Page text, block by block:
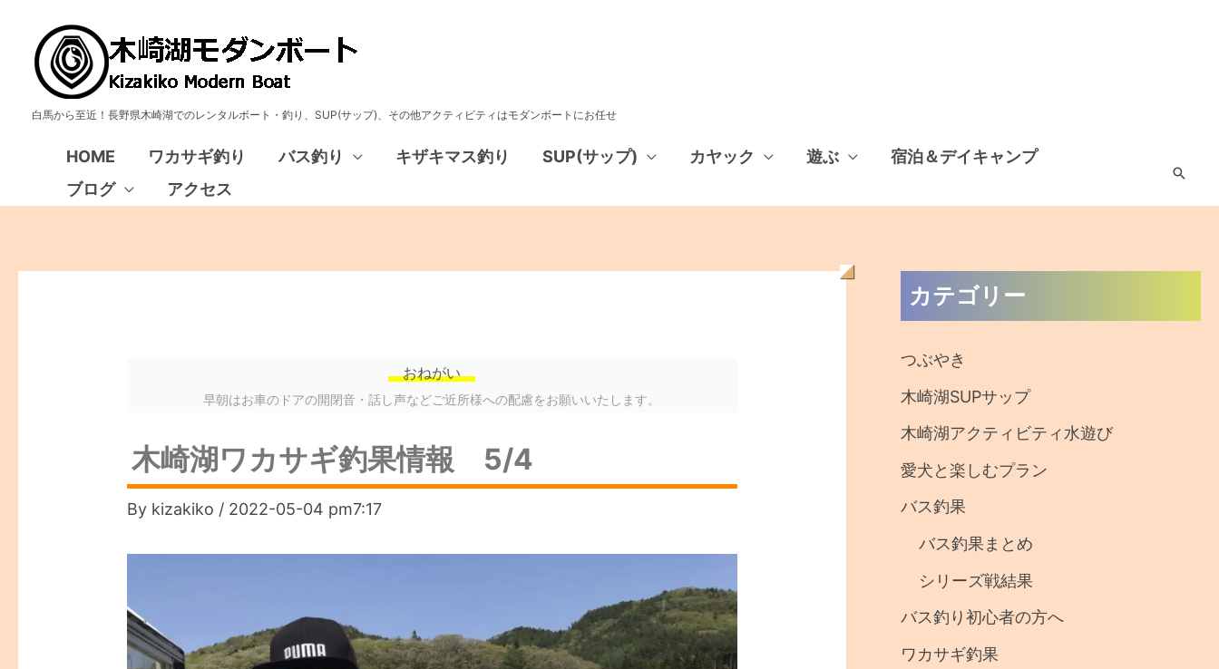
白馬から至近！長野県木崎湖でのレンタルボート・釣り、SUP(サップ)、その他アクティビティはモダンボートにお任せ
HOME ワカサギ釣り バス釣り キザキマス釣り SUP(サップ) カヤック 遊ぶ
宿泊＆デイキャンプ
ブログ
アクセス
検
おねがい
早朝はお車のドアの開閉音・話し声などご近所様への配慮をお願いいたします。
木崎湖ワカサギ釣果情報 5/4
By kizakiko / 2022-05-04 pm7:17
カテゴリー
つぶやき
木崎湖SUPサップ
木崎湖アクティビティ水遊び
愛犬と楽しむプラン
バス釣果
バス釣果まとめ
シリーズ戦結果
バス釣り初心者の方へ
ワカサギ釣果
去
の
釣
果